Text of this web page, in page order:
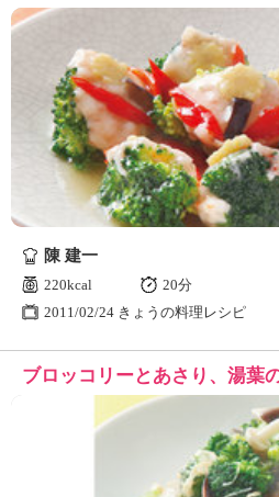
陳 建一
220kcal
20分
2011/02/24 きょうの料理レシピ
ブロッコリーとあさり、湯葉